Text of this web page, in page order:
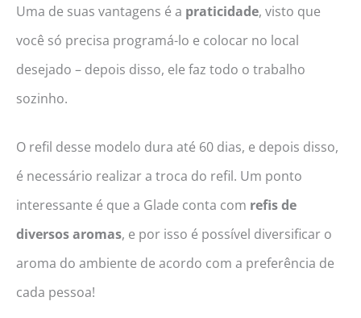
Uma de suas vantagens é a praticidade, visto que
você só precisa programá-lo e colocar no local
desejado – depois disso, ele faz todo o trabalho
sozinho.
O refil desse modelo dura até 60 dias, e depois disso,
é necessário realizar a troca do refil. Um ponto
interessante é que a Glade conta com refis de
diversos aromas, e por isso é possível diversificar o
aroma do ambiente de acordo com a preferência de
cada pessoa!